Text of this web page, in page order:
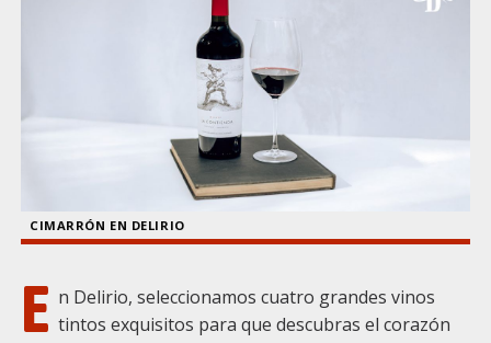
CIMARRÓN EN DELIRIO
E n Delirio, seleccionamos cuatro grandes vinos
tintos exquisitos para que descubras el corazón